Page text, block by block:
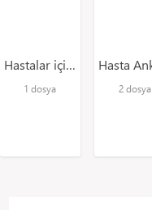
Hastalar için öneriler
1 dosya 2 dosya